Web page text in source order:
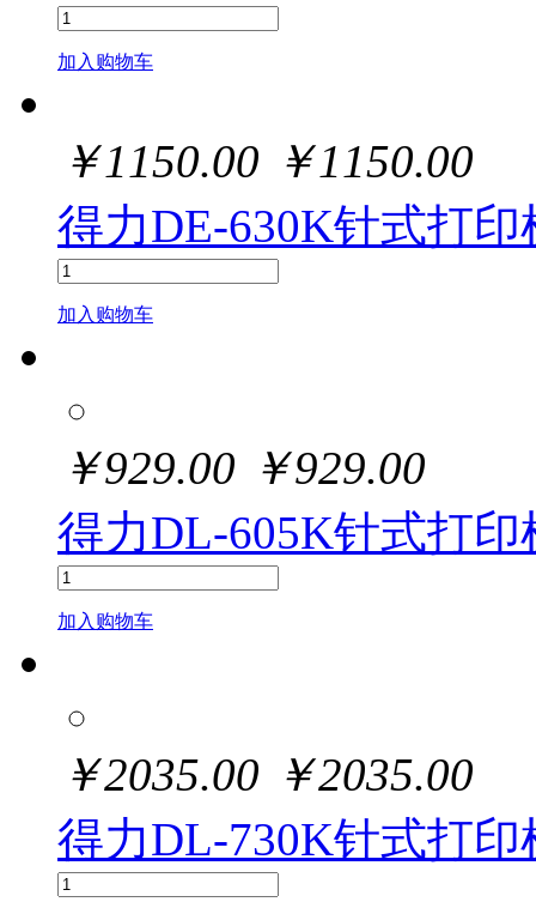
加入购物车
￥1150.00 ￥1150.00
得力DE-630K针式打印
加入购物车
￥929.00 ￥929.00
得力DL-605K针式打印
加入购物车
￥2035.00 ￥2035.00
得力DL-730K针式打印